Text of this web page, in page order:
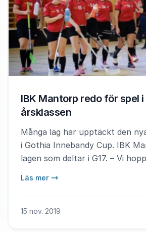
IBK Mantorp redo för spel i
årsklassen
Många lag har upptäckt den
i Gothia Innebandy Cup. IBK
lagen som deltar i G17. – Vi
Läs mer
15 nov. 2019